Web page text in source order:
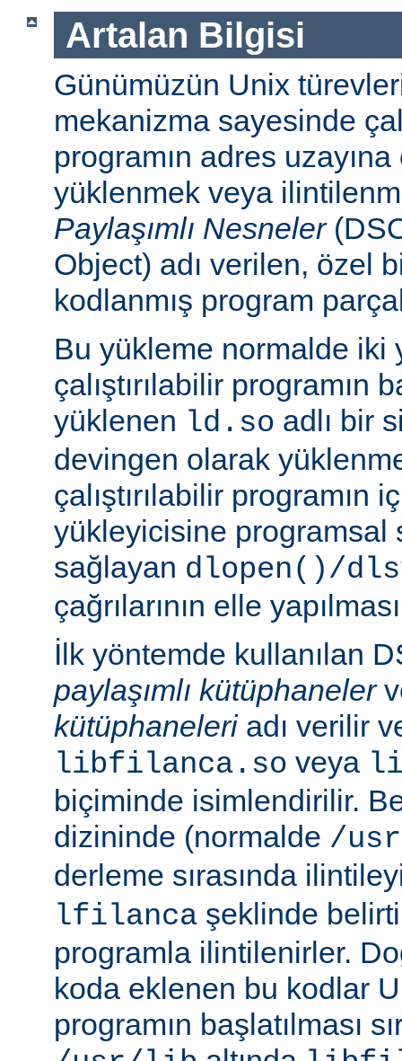
Artalan Bilgisi
Günümüzün Unix
mekanizma sayesinde
programın adres uzayına
yüklenmek veya
Paylaşımlı Nesneler
Object) adı verilen, özel
kodlanmış program
Bu yükleme normalde iki
çalıştırılabilir programın
yüklenen ld.so adlı bir
devingen olarak
çalıştırılabilir programın
yükleyicisine programsal
sağlayan dlopen()/
çağrılarının elle
İlk yöntemde kullanılan
paylaşımlı kütüphaneler
kütüphaneleriadı verilir
libfilanca.so veya
biçiminde isimlendirilir.
dizininde (normalde /
derleme sırasında
lfilanca şeklinde
programla ilintilenirler.
koda eklenen bu kodlar
programın başlatılması